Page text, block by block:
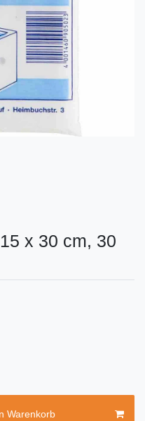
x 30 cm, 30
Warenkorb